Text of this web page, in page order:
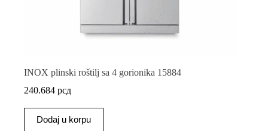
INOX plinski roštilj sa 4 gorionika 15884
240.684 рсд
Dodaj u korpu